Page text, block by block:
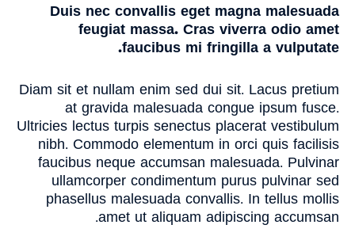
Duis nec convallis eget magna malesuada
feugiat massa. Cras viverra odio amet
faucibus mi fringilla a vulputate.
Diam sit et nullam enim sed dui sit. Lacus pretium
at gravida malesuada congue ipsum fusce.
Ultricies lectus turpis senectus placerat vestibulum
nibh. Commodo elementum in orci quis facilisis
faucibus neque accumsan malesuada. Pulvinar
ullamcorper condimentum purus pulvinar sed
phasellus malesuada convallis. In tellus mollis
amet ut aliquam adipiscing accumsan.